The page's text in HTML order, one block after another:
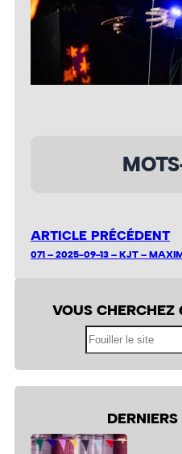
ARTICLE PRÉCÉDENT
071 – 2025-09-13 – KJT –
VOUS CHERCHEZ